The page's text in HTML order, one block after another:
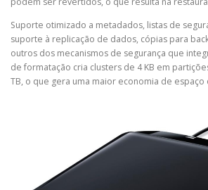
Suporte otimizado a metadados, listas de
suporte à replicação de dados, cópias para
outros dos mecanismos de segurança que
de formatação cria clusters de 4 KB em
TB, o que gera uma maior economia de espaço